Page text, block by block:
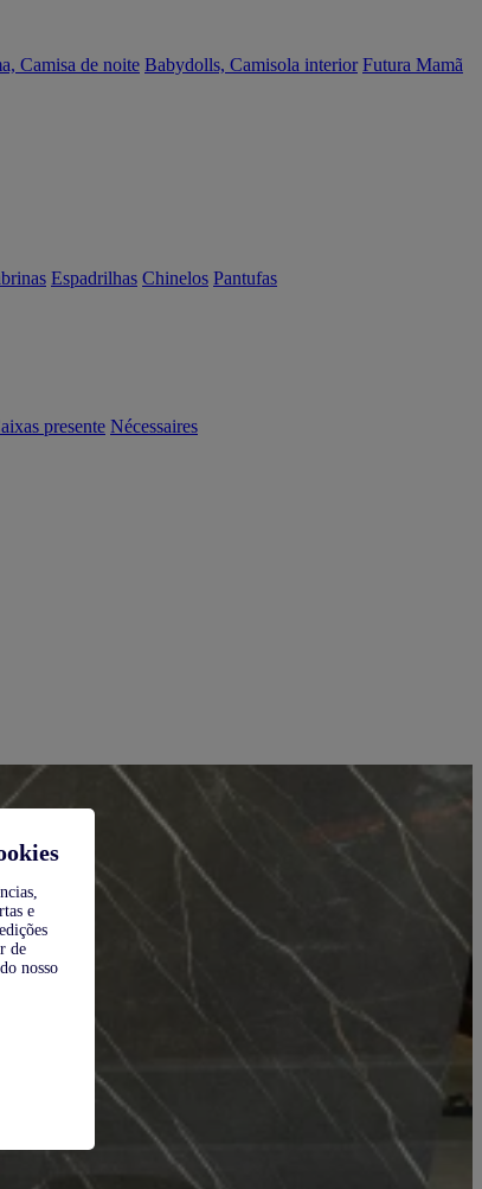
e
de
nosso
Camisa de noite Babydolls, Camisola interior Futura Mamã
Espadrilhas Chinelos Pantufas
presente Nécessaires